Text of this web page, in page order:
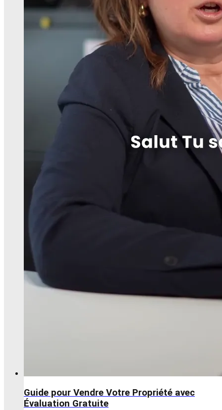
Guide pour Vendre Votre Propriété avec
Évaluation Gratuite